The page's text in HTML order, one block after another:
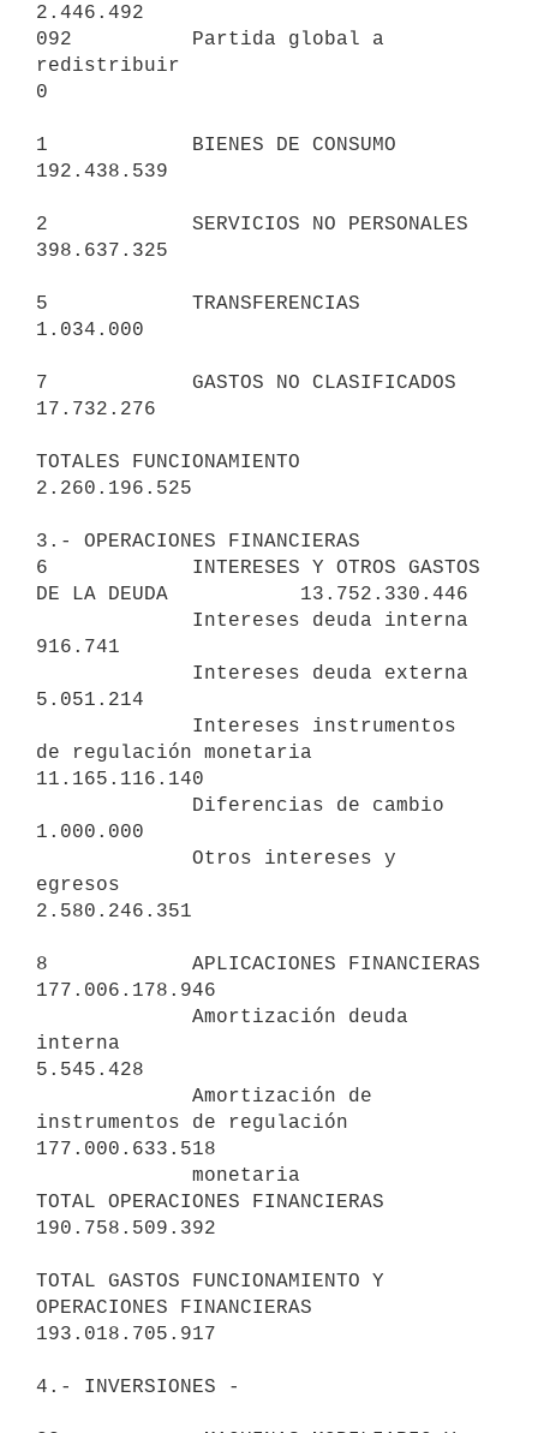
2.446.492
092          Partida global a
redistribuir
0
1            BIENES DE CONSUMO
192.438.539
2            SERVICIOS NO PERSONALES
398.637.325
5            TRANSFERENCIAS
1.034.000
7            GASTOS NO CLASIFICADOS
17.732.276
TOTALES FUNCIONAMIENTO
2.260.196.525
3.- OPERACIONES FINANCIERAS
6            INTERESES Y OTROS GASTOS
DE LA DEUDA           13.752.330.446
916.741
5.051.214
de regulación monetaria
11.165.116.140
1.000.000
egresos
2.580.246.351
8            APLICACIONES FINANCIERAS
177.006.178.946
interna
5.545.428
instrumentos de regulación
177.000.633.518
TOTAL OPERACIONES FINANCIERAS
190.758.509.392
TOTAL GASTOS FUNCIONAMIENTO Y
OPERACIONES FINANCIERAS
193.018.705.917
4.- INVERSIONES -